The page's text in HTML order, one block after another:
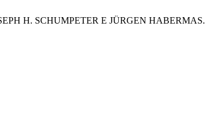
H. SCHUMPETER E JÜRGEN HABERMAS.